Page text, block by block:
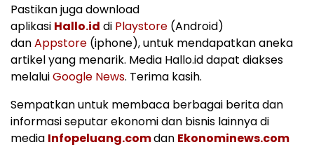
Pastikan juga download
aplikasi Hallo.id di Playstore (Android)
danAppstore (iphone), untuk mendapatkan aneka
artikel yang menarik. Media Hallo.id dapat diakses
melaluiGoogle News. Terima kasih.
Sempatkan untuk membaca berbagai berita dan
informasi seputar ekonomi dan bisnis lainnya di
media Infopeluang.comdan Ekonominews.com